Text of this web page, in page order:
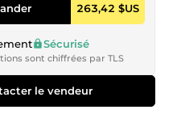
263,42 $US
Sécurisé
sont chiffrées par TLS
le vendeur